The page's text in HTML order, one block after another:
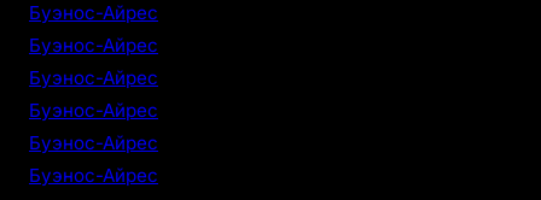
Буэнос-Айрес
Буэнос-Айрес
Буэнос-Айрес
Буэнос-Айрес
Буэнос-Айрес
Буэнос-Айрес